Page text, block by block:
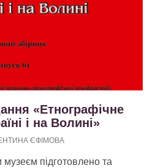
«Етнографічне
і на Волині»
ЄФІМОВА
підготовлено та